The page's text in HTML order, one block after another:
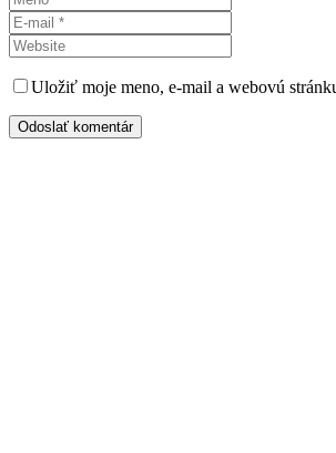
Uložiť moje meno, e-mail a webovú
Odoslať komentár